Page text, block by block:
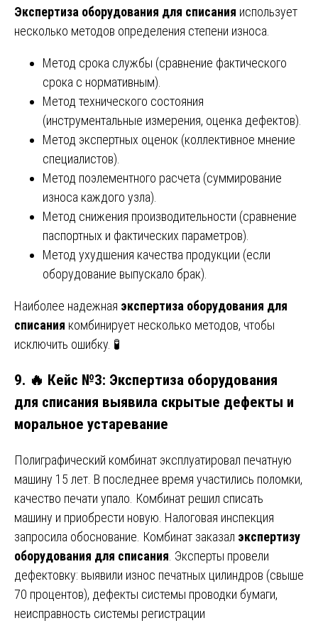
Экспертиза оборудования для списания использует
несколько методов определения степени износа.
Метод срока службы (сравнение фактического
срока с нормативным).
Метод технического состояния
(инструментальные измерения, оценка дефектов).
Метод экспертных оценок (коллективное мнение
специалистов).
Метод поэлементного расчета (суммирование
износа каждого узла).
Метод снижения производительности (сравнение
паспортных и фактических параметров).
Метод ухудшения качества продукции (если
оборудование выпускало брак).
Наиболее надежная экспертиза оборудования для
списания комбинирует несколько методов, чтобы
исключить ошибку. 🧪
9. 🔥 Кейс №3: Экспертиза оборудования
для списания выявила скрытые дефекты и
моральное устаревание
Полиграфический комбинат эксплуатировал печатную
машину 15 лет. В последнее время участились поломки,
качество печати упало. Комбинат решил списать
машину и приобрести новую. Налоговая инспекция
запросила обоснование. Комбинат заказал экспертизу
оборудования для списания . Эксперты провели
дефектовку: выявили износ печатных цилиндров (свыше
70 процентов), дефекты системы проводки бумаги,
неисправность системы регистрации